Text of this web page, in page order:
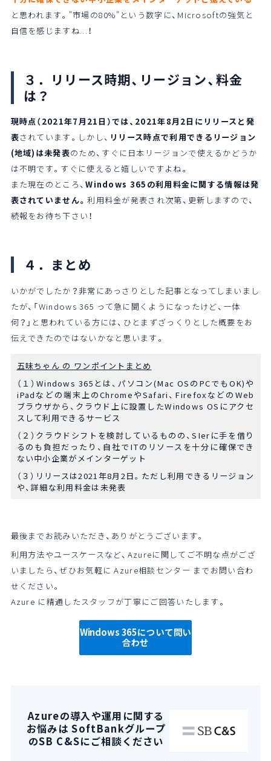
と思われます。"市場の80%"という数字に、Microsoftの強気と
自信を感じますね...！
３．リリース時期、リージョン、料金
は？
現時点（2021年7月21日）では、2021年8月2日にリリースと発
表されています。しかし、 リリース時点で利用できるリージョン
(地域)は未発表のため、すぐに日本リージョンで使えるかどうか
は不明です。すぐに使えると嬉しいですよね。
また現在のところ、Windows 365の利用料金に関する情報は発
表されていません。利用料金が発表され次第、更新しますので、
続報をお待ち下さい！
４．まとめ
いかがでしたか？非常にあっさりとした記事となってしまいまし
たが、「Windows 365 って急に聞くようになったけど、一体
何？」と思われている方には、ひとまずざっくりとした概要をお
伝えできたのではないかなと思います。
五味ちゃん の ワンポイントまとめ
（１）Windows 365とは、 パソコン(Mac OSのPCでもOK)や
iPadなどの端末上のChromeやSafari、FirefoxなどのWeb
ブラウザから、クラウド上に設置したWindows OSにアクセ
スして利用できるサービス
（２） クラウドシフトを検討しているものの、SIerに手を借り
るのも負担だったり、自社でITのリソースを十分に確保でき
ない中小企業がメインターゲット
（３）リリースは2021年8月2日。ただし利用できるリージョン
や、詳細な利用料金は未発表
最後までお読みいただき、ありがとうございます。
利用方法やユースケースなど、Azureに関してご不明な点がござ
いましたら、ぜひお気軽に Azure相談センター までお問い合わ
せください。
Azure に精通したスタッフが丁寧にご回答いたします。
Windows 365について問い
合わせ
Azureの導入や運用に関する
お悩みは SoftBankグループ
のSB C&Sにご相談ください